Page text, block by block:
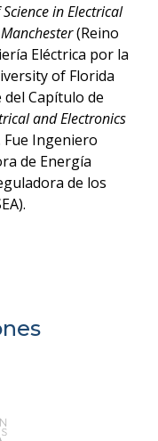
in Electrical
(Reino
Eléctrica por la
of Florida
del Capítulo de
and Electronics
Fue Ingeniero
de Energía
de los